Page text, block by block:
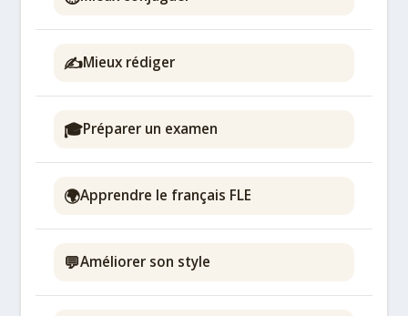
✍️Mieux rédiger
🎓Préparer un examen
🌍Apprendre le français FLE
💬Améliorer son style